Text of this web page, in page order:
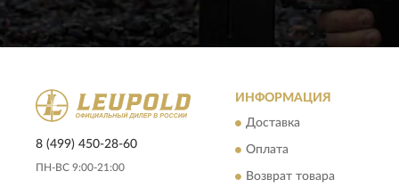
8 (499) 450-28-60
ПН-ВС 9:00-21:00
ИНФОРМАЦИЯ
Доставка
Оплата
Возврат товара